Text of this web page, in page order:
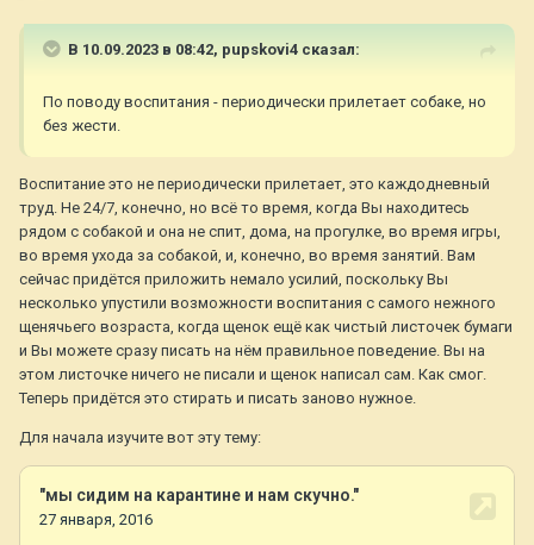
В 10.09.2023 в 08:42, pupskovi4 сказал:
По поводу воспитания - периодически прилетает собаке, но
без жести.
Воспитание это не периодически прилетает, это каждодневный
труд. Не 24/7, конечно, но всё то время, когда Вы находитесь
рядом с собакой и она не спит, дома, на прогулке, во время игры,
во время ухода за собакой, и, конечно, во время занятий. Вам
сейчас придётся приложить немало усилий, поскольку Вы
несколько упустили возможности воспитания с самого нежного
щенячьего возраста, когда щенок ещё как чистый листочек бумаги
и Вы можете сразу писать на нём правильное поведение. Вы на
этом листочке ничего не писали и щенок написал сам. Как смог.
Теперь придётся это стирать и писать заново нужное.
Для начала изучите вот эту тему: